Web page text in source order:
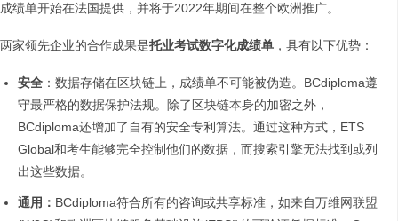
成绩单开始在法国提供，并将于2022年期间在整个欧洲推广。
两家领先企业的合作成果是托业考试数字化成绩单 ，具有以下优势：
安全 ：数据存储在区块链上，成绩单不可能被伪造。BCdiploma遵
守最严格的数据保护法规。除了区块链本身的加密之外，
BCdiploma还增加了自有的安全专利算法。通过这种方式，ETS
Global和考生能够完全控制他们的数据，而搜索引擎无法找到或列
出这些数据。
通用： BCdiploma符合所有的咨询或共享标准，如来自万维网联盟